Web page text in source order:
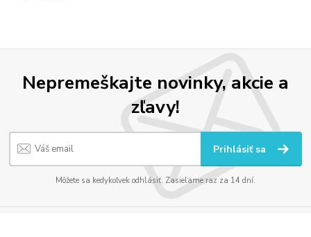
Nepremeškajte novinky, akcie a
zľavy!
Prihlásiť sa
Môžete sa kedykoľvek odhlásiť. Zasielame raz za 14 dní.